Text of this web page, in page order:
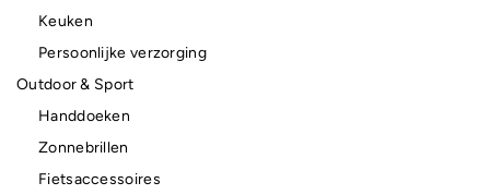
Keuken
Persoonlijke verzorging
Outdoor & Sport
Handdoeken
Zonnebrillen
Fietsaccessoires